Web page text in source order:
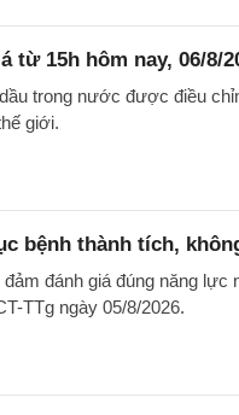
từ 15h hôm nay, 06/8/
trong nước được điều
giới.
bệnh thành tích,
đánh giá đúng năng
TTg ngày 05/8/2026.